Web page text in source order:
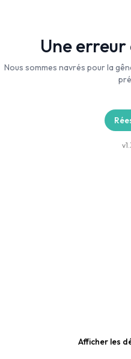
Une erreur
Nous sommes navrés pour la
Afficher les
v